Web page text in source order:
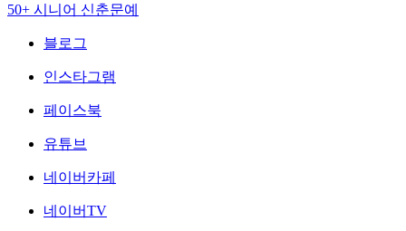
50+ 시니어 신춘문예
블로그
인스타그램
페이스북
유튜브
네이버카페
네이버TV